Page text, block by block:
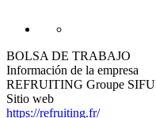
BOLSA DE TRABAJO
Información de la empresa
REFRUITING Groupe SIFU
Sitio web
https://refruiting.fr/